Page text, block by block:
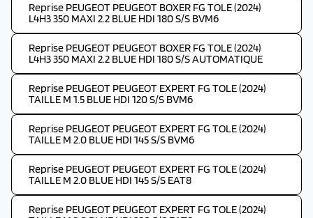
Reprise PEUGEOT PEUGEOT BOXER FG TOLE (2024)
L4H3 350 MAXI 2.2 BLUE HDI 180 S/S BVM6
Reprise PEUGEOT PEUGEOT BOXER FG TOLE (2024)
L4H3 350 MAXI 2.2 BLUE HDI 180 S/S AUTOMATIQUE
Reprise PEUGEOT PEUGEOT EXPERT FG TOLE (2024)
TAILLE M 1.5 BLUE HDI 120 S/S BVM6
Reprise PEUGEOT PEUGEOT EXPERT FG TOLE (2024)
TAILLE M 2.0 BLUE HDI 145 S/S BVM6
Reprise PEUGEOT PEUGEOT EXPERT FG TOLE (2024)
TAILLE M 2.0 BLUE HDI 145 S/S EAT8
Reprise PEUGEOT PEUGEOT EXPERT FG TOLE (2024)